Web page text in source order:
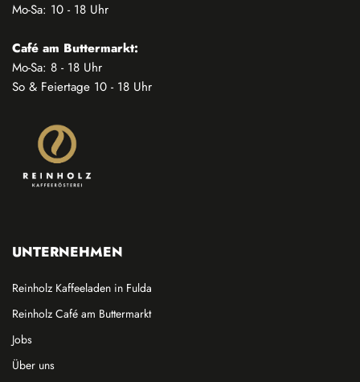
Mo-Sa: 10 - 18 Uhr
Café am Buttermarkt:
Mo-Sa: 8 - 18 Uhr
So & Feiertage 10 - 18 Uhr
UNTERNEHMEN
Reinholz Kaffeeladen in Fulda
Reinholz Café am Buttermarkt
Jobs
Über uns